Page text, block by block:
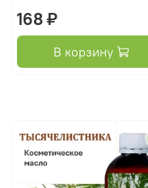
168 ₽
В корзину